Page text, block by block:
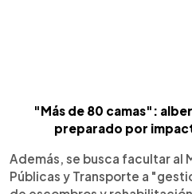
"Más de 80 camas":
preparado por
Además, se busca facultar al
Públicas y Transporte a